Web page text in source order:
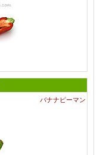
バナナピーマン